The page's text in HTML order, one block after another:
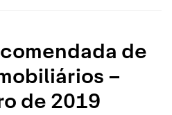
de
–
de 2019